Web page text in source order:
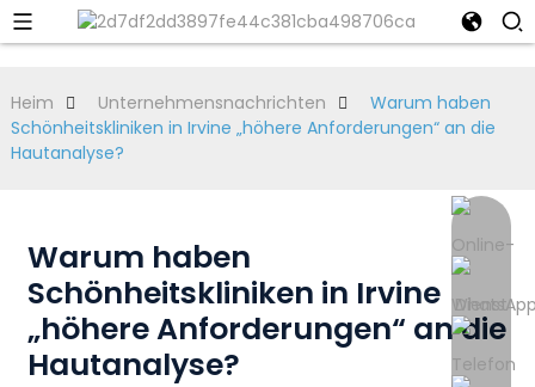
Heim Unternehmensnachrichten
Warum haben
Schönheitskliniken in Irvine „höhere Anforderungen“ an die
Hautanalyse?
Warum haben
Schönheitskliniken in Irvine
„höhere Anforderungen“ an die
Hautanalyse?